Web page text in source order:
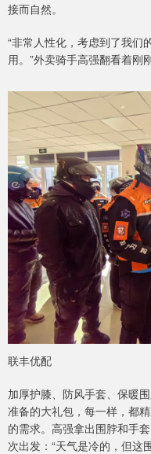
接而自然。
“非常人性化，考虑到了我们
用。”外卖骑手高强翻看着刚
联丰优配
加厚护膝、防风手套、保暖
准备的大礼包，每一样，都
的需求。高强拿出围脖和手
次出发：“天气是冷的，但这